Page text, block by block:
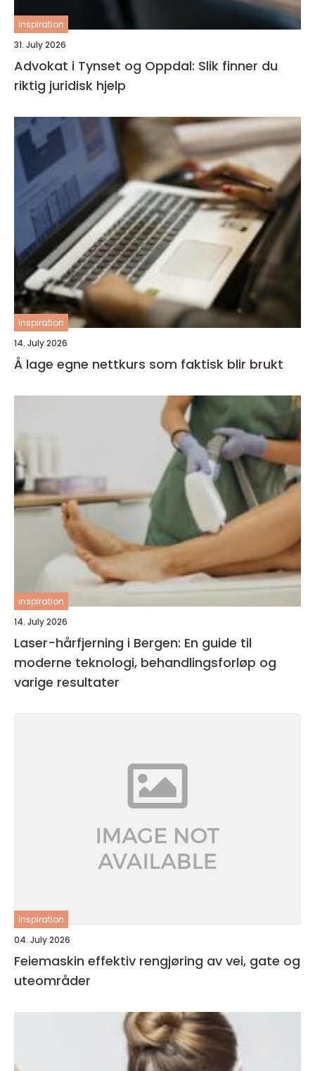
inspiration
31. July 2026
Advokat i Tynset og Oppdal: Slik finner du
riktig juridisk hjelp
inspiration
14. July 2026
Å lage egne nettkurs som faktisk blir brukt
inspiration
14. July 2026
Laser-hårfjerning i Bergen: En guide til
moderne teknologi, behandlingsforløp og
varige resultater
inspiration
04. July 2026
Feiemaskin effektiv rengjøring av vei, gate og
uteområder